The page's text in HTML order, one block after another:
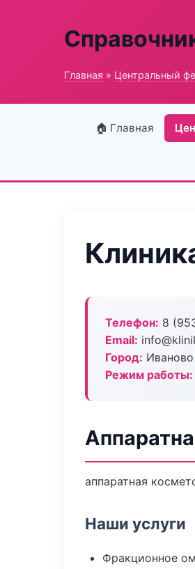
Главная » Центральный
🏠 Главная
Телефон: 8
Email:
Город: Иваново
Режим работы:
аппаратная
Наши услуги
Фракционное